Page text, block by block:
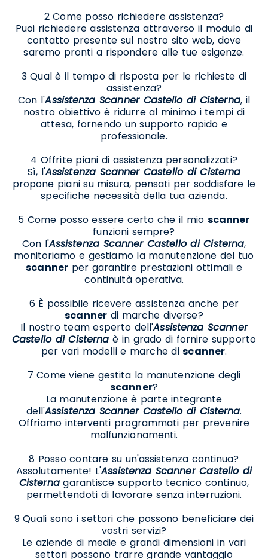
2 Come posso richiedere assistenza?
Puoi richiedere assistenza attraverso il modulo di
contatto presente sul nostro sito web, dove
saremo pronti a rispondere alle tue esigenze.
3 Qual è il tempo di risposta per le richieste di
assistenza?
Con l'Assistenza Scanner Castello di Cisterna, il
nostro obiettivo è ridurre al minimo i tempi di
attesa, fornendo un supporto rapido e
professionale.
4 Offrite piani di assistenza personalizzati?
Sì, l'Assistenza Scanner Castello di Cisterna
propone piani su misura, pensati per soddisfare le
specifiche necessità della tua azienda.
5 Come posso essere certo che il mio scanner
funzioni sempre?
Con l'Assistenza Scanner Castello di Cisterna,
monitoriamo e gestiamo la manutenzione del tuo
scanner per garantire prestazioni ottimali e
continuità operativa.
6 È possibile ricevere assistenza anche per
scanner di marche diverse?
Il nostro team esperto dell'Assistenza Scanner
Castello di Cisterna è in grado di fornire supporto
per vari modelli e marche discanner.
7 Come viene gestita la manutenzione degli
scanner?
La manutenzione è parte integrante
dell'Assistenza Scanner Castello di Cisterna.
Offriamo interventi programmati per prevenire
malfunzionamenti.
8 Posso contare su un'assistenza continua?
Assolutamente! L'Assistenza Scanner Castello di
Cisternagarantisce supporto tecnico continuo,
permettendoti di lavorare senza interruzioni.
9 Quali sono i settori che possono beneficiare dei
vostri servizi?
Le aziende di medie e grandi dimensioni in vari
settori possono trarre grande vantaggio